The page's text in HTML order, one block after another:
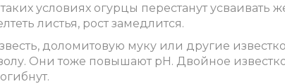
условиях огурцы перестанут усваивать
листья, рост замедлится.
доломитовую муку или другие
Они тоже повышают pH. Двойное